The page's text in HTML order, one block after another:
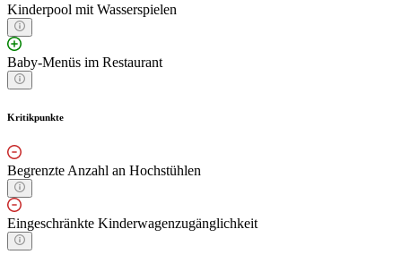
Kinderpool mit Wasserspielen
Baby-Menüs im Restaurant
Kritikpunkte
Begrenzte Anzahl an Hochstühlen
Eingeschränkte Kinderwagenzugänglichkeit